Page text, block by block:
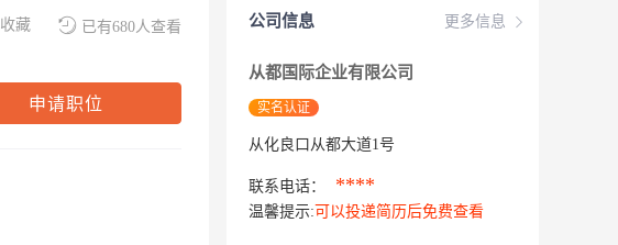
已有680人查看
收藏
申请职位
更多信息
公司信息
从都国际企业有限公司
实名认证
从化良口从都大道1号
联系电话： ****
温馨提示: 可以投递简历后免费查看